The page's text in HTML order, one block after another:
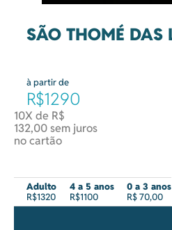
SÃO THOMÉ DAS
à partir de
R$1290
10X de R$
132,00 sem juros
no cartão
Adulto
R$1320
4 a 5 anos
R$1100
0 a 3 anos
R$ 70,00